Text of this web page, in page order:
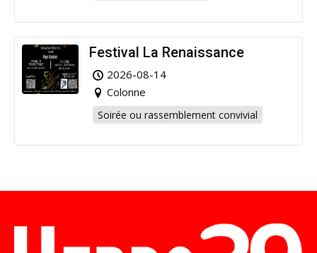
Festival La Renaissance
2026-08-14
Colonne
Soirée ou rassemblement convivial